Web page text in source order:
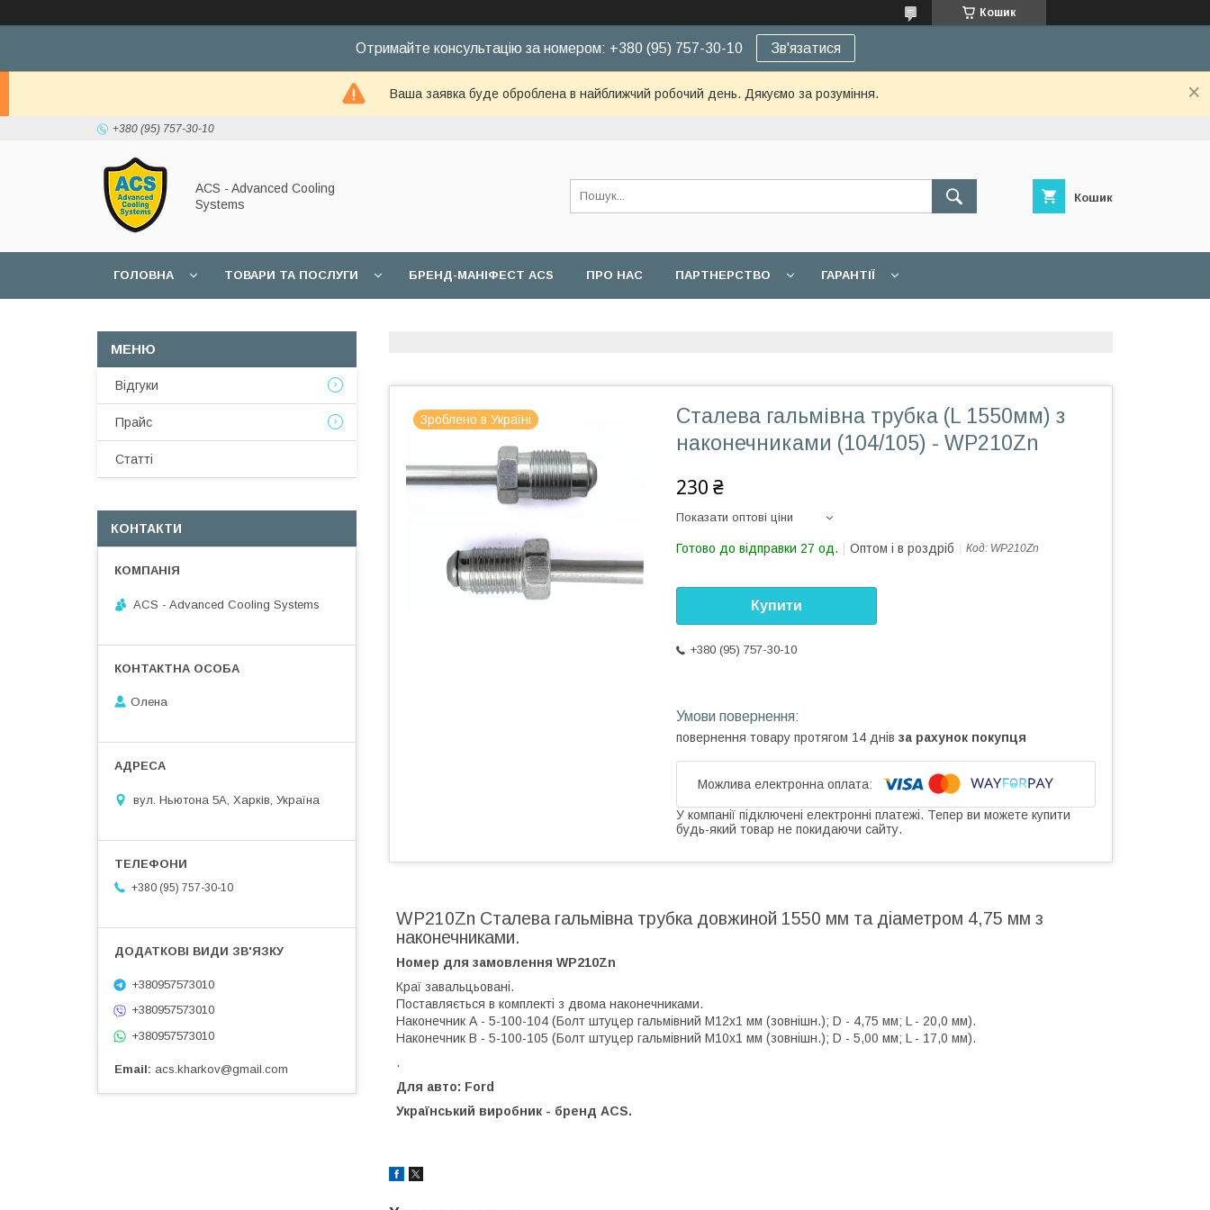
Кошик
Отримайте консультацію за номером: +380 (95) 757-30-10 Зв'язатися
Ваша заявка буде оброблена в найближчий робочий день. Дякуємо за розуміння.
+380 (95) 757-30-10
ACS - Advanced Cooling
Systems
Кошик
ГОЛОВНА ТОВАРИ ТА ПОСЛУГИ БРЕНД-МАНІФЕСТ ACS ПРО НАС ПАРТНЕРСТВО ГАРАНТІЇ
Зроблено в Україні
Сталева гальмівна трубка (L 1550мм) з
наконечниками (104/105) - WP210Zn
230 ₴
Показати оптові ціни
Готово до відправки 27 од. Оптом і в роздріб Код: WP210Zn
Купити
+380 (95) 757-30-10
повернення товару протягом 14 днів за рахунок покупця
У компанії підключені електронні платежі. Тепер ви можете купити
будь-який товар не покидаючи сайту.
WP210Zn Сталева гальмівна трубка довжиной 1550 мм та діаметром 4,75 мм з
наконечниками.
Номер для замовлення WP210Zn
Краї завальцьовані.
Поставляється в комплекті з двома наконечниками.
Наконечник А - 5-100-104 (Болт штуцер гальмівний М12х1 мм (зовнішн.); D - 4,75 мм; L - 20,0 мм).
Наконечник В - 5-100-105 (Болт штуцер гальмівний М10х1 мм (зовнішн.); D - 5,00 мм; L - 17,0 мм).
.
Для авто: Ford
Український виробник - бренд ACS.
Відгуки
Прайс
Статті
КОНТАКТИ
ACS - Advanced Cooling Systems
Олена
вул. Ньютона 5А, Харків, Україна
+380 (95) 757-30-10
+380957573010
+380957573010
+380957573010
Email acs.kharkov@gmail.com